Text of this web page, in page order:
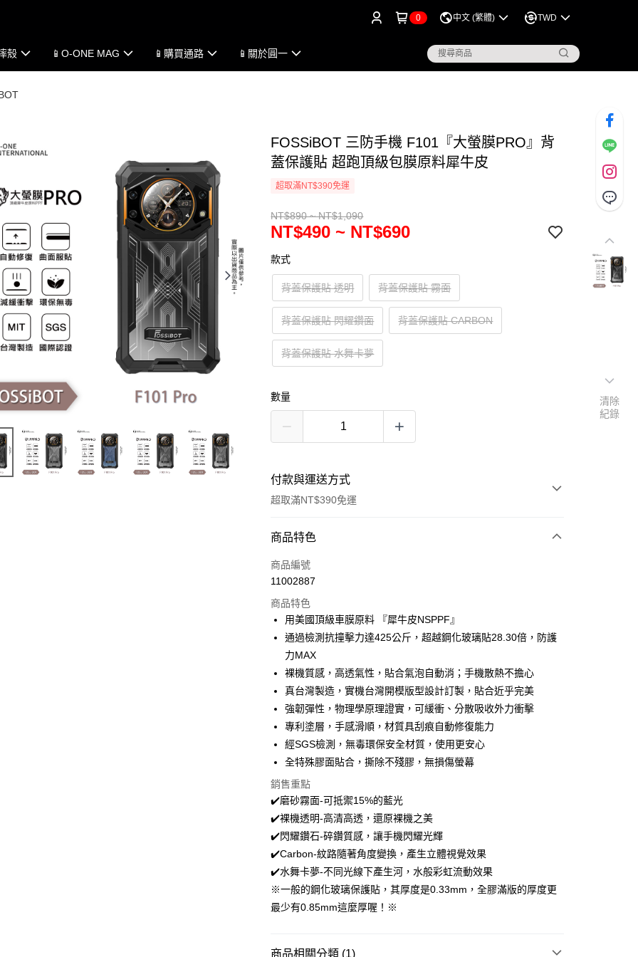
0 中文 (繁體) TWD
殼 📱O-ONE MAG 📱購買通路 📱關於圓一
FOSSiBOT 三防手機 F101『大螢膜PRO』背
蓋保護貼 超跑頂級包膜原料犀牛皮
超取滿NT$390免運
NT$890 ~ NT$1,090
NT$490 ~ NT$690
款式
背蓋保護貼 透明 背蓋保護貼 霧面
背蓋保護貼 閃耀鑽面 背蓋保護貼 CARBON
背蓋保護貼 水舞卡夢
數量
付款與運送方式
超取滿NT$390免運
付款方式
信用卡一次付款
LINE Pay
Apple Pay
街口支付
悠遊付
全盈+PAY
運送方式
全家取貨付款
每筆NT$60，滿NT$390(含以上)免運費
7-11取貨付款
每筆NT$60，滿NT$390(含以上)免運費
宅配
每筆NT$55，滿NT$390(含以上)免運費
商品特色
商品編號
11002887
商品特色
用美國頂級車膜原料 『犀牛皮NSPPF』
通過檢測抗撞擊力達425公斤，超越鋼化玻璃貼28.30倍，防護
力MAX
裸機質感，高透氣性，貼合氣泡自動消；手機散熱不擔心
真台灣製造，實機台灣開模版型設計訂製，貼合近乎完美
強韌彈性，物理學原理證實，可緩衝、分散吸收外力衝擊
專利塗層，手感滑順，材質具刮痕自動修復能力
經SGS檢測，無毒環保安全材質，使用更安心
全特殊膠面貼合，撕除不殘膠，無損傷螢幕
銷售重點
✔️磨砂霧面-可抵禦15%的藍光
✔️裸機透明-高清高透，還原裸機之美
✔️閃耀鑽石-碎鑽質感，讓手機閃耀光輝
✔️Carbon-紋路隨著角度變換，產生立體視覺效果
✔️水舞卡夢-不同光線下產生河，水般彩虹流動效果
※一般的鋼化玻璃保護貼，其厚度是0.33mm，全膠滿版的厚度更
最少有0.85mm這麼厚喔！※
商品相關分類 (1)
清除
紀錄